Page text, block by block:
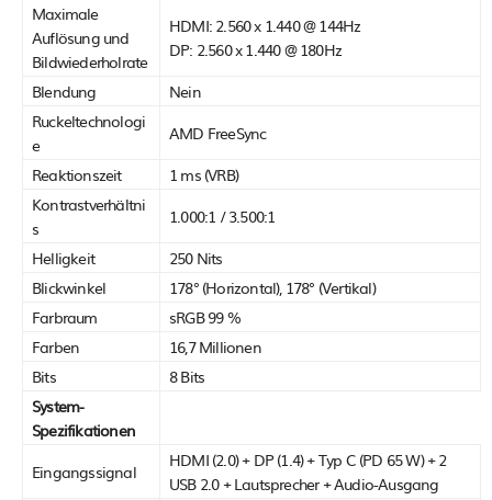
Maximale
Auflösung und
Bildwiederholrate
HDMI: 2.560 x 1.440 @ 144Hz
DP: 2.560 x 1.440 @ 180Hz
Blendung
Nein
Ruckeltechnologi
e
AMD FreeSync
Reaktionszeit
1 ms (VRB)
Kontrastverhältni
s
1.000:1 / 3.500:1
Helligkeit
250 Nits
Blickwinkel
178° (Horizontal), 178° (Vertikal)
Farbraum
sRGB 99 %
Farben
16,7 Millionen
Bits
8 Bits
System-
Spezifikationen
Eingangssignal
HDMI (2.0) + DP (1.4) + Typ C (PD 65 W) + 2
USB 2.0 + Lautsprecher + Audio-Ausgang